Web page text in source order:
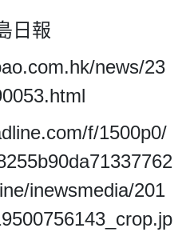
日報
news/23
f/1500p0/
inewsmedia/201